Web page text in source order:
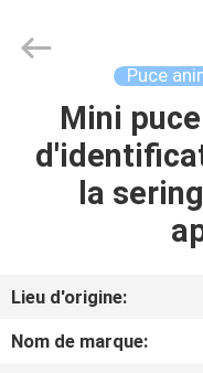
MAISON
PRODUITS
AU
Technology
Puce
Mini
la
Lieu d'origine:
Nom de marque: